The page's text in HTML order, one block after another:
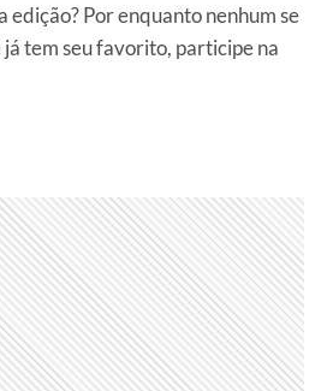
edição? Por enquanto nenhum se
já tem seu favorito, participe na